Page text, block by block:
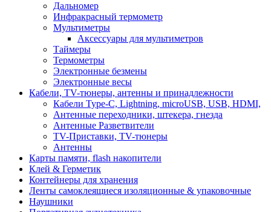
Дальномер
Инфракрасный термометр
Мультиметры
Аксессуары для мультиметров
Таймеры
Термометры
Электронные безмены
Электронные весы
Кабели, TV-тюнеры, антенны и принадлежности
Кабели Type-C, Lightning, microUSB, USB, HDMI,
Антенные переходники, штекера, гнезда
Антенные Разветвители
TV-Приставки, TV-тюнеры
Антенны
Карты памяти, flash накопители
Клей & Герметик
Контейнеры для хранения
Ленты самоклеящиеся изоляционные & упаковочные
Наушники